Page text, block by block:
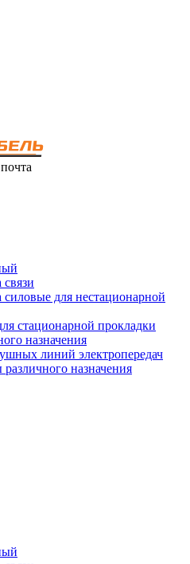
для нестационарной
стационарной прокладки
назначения
линий электропередач
назначения